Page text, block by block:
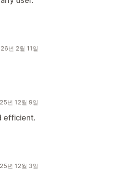
년 2월 11일
년 12월 9일
efficient.
년 12월 3일